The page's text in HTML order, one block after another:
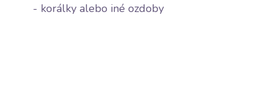
- korálky alebo iné ozdoby